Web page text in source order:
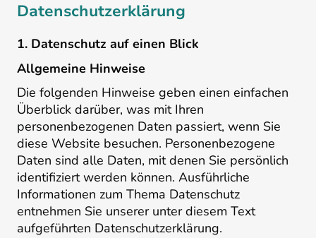
Datenschutzerklärung
1. Datenschutz auf einen Blick
Allgemeine Hinweise
Die folgenden Hinweise geben einen einfachen
Überblick darüber, was mit Ihren
personenbezogenen Daten passiert, wenn Sie
diese Website besuchen. Personenbezogene
Daten sind alle Daten, mit denen Sie persönlich
identifiziert werden können. Ausführliche
Informationen zum Thema Datenschutz
entnehmen Sie unserer unter diesem Text
aufgeführten Datenschutzerklärung.